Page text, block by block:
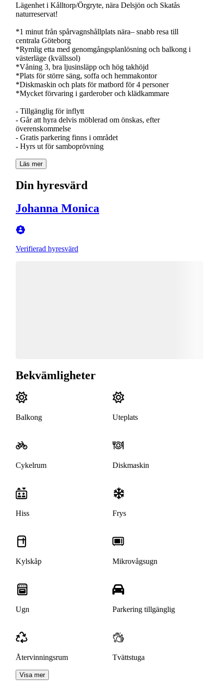
Lägenhet i Kålltorp/Örgryte, nära Delsjön och Skatås
naturreservat!
*1 minut från spårvagnshållplats nära– snabb resa till
centrala Göteborg
*Rymlig etta med genomgångsplanlösning och balkong i
västerläge (kvällssol)
*Våning 3, bra ljusinsläpp och hög takhöjd
*Plats för större säng, soffa och hemmakontor
*Diskmaskin och plats för matbord för 4 personer
*Mycket förvaring i garderober och klädkammare
- Tillgänglig för inflytt
- Går att hyra delvis möblerad om önskas, efter
överenskommelse
- Gratis parkering finns i området
- Hyrs ut för samboprövning
Läs mer
Din hyresvärd
Johanna Monica
Verifierad hyresvärd
Bekvämligheter
Balkong Uteplats
Cykelrum Diskmaskin
Hiss Frys
Kylskåp Mikrovågsugn
Ugn Parkering tillgänglig
Återvinningsrum Tvättstuga
Visa mer